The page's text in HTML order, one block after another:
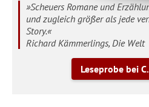
»Scheuers Romane und
und zugleich größer als jede
Story.«
Richard Kämmerlings, Die Welt
Leseprobe bei